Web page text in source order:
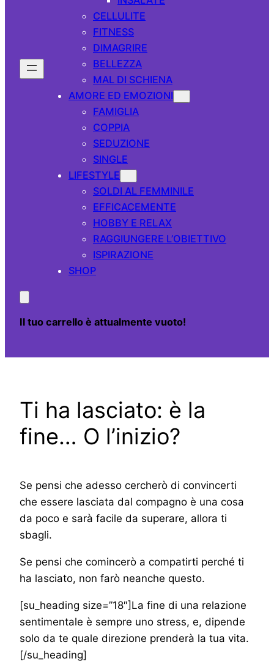
CELLULITE
FITNESS
DIMAGRIRE
BELLEZZA
MAL DI SCHIENA
AMORE ED EMOZIONI
FAMIGLIA
COPPIA
SEDUZIONE
SINGLE
LIFESTYLE
SOLDI AL FEMMINILE
EFFICACEMENTE
HOBBY E RELAX
RAGGIUNGERE L’OBIETTIVO
ISPIRAZIONE
SHOP
Il tuo carrello è attualmente vuoto!
Ti ha lasciato: è la
fine… O l’inizio?
Se pensi che adesso cercherò di convincerti
che essere lasciata dal compagno è una cosa
da poco e sarà facile da superare, allora ti
sbagli.
Se pensi che comincerò a compatirti perché ti
ha lasciato, non farò neanche questo.
[su_heading size=”18″]La fine di una relazione
sentimentale è sempre uno stress, e, dipende
solo da te quale direzione prenderà la tua vita.
[/su_heading]